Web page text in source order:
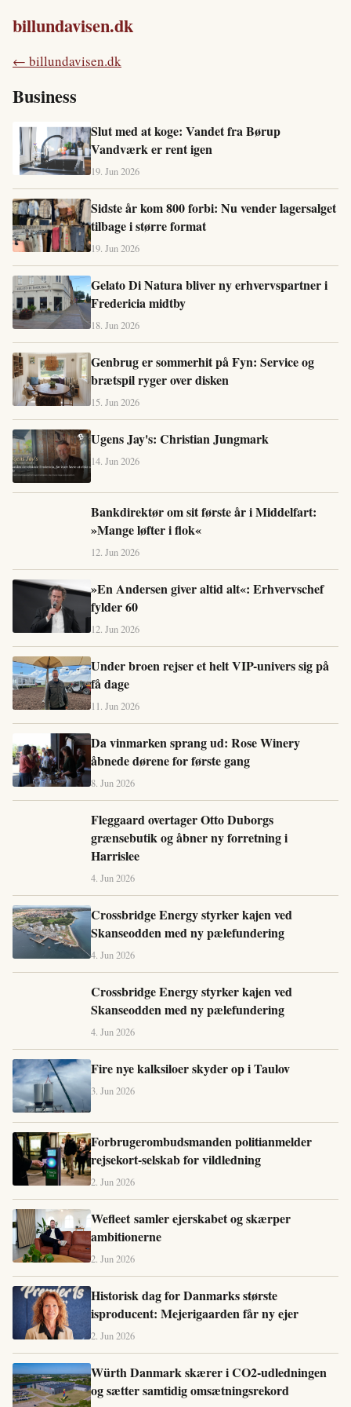
billundavisen.dk
← billundavisen.dk
Business
Slut med at koge: Vandet fra Børup
Vandværk er rent igen
19. Jun 2026
Sidste år kom 800 forbi: Nu vender lagersalget
tilbage i større format
19. Jun 2026
Gelato Di Natura bliver ny erhvervspartner i
Fredericia midtby
18. Jun 2026
Genbrug er sommerhit på Fyn: Service og
brætspil ryger over disken
15. Jun 2026
Ugens Jay's: Christian Jungmark
14. Jun 2026
Bankdirektør om sit første år i Middelfart:
»Mange løfter i flok«
12. Jun 2026
»En Andersen giver altid alt«: Erhvervschef
fylder 60
12. Jun 2026
Under broen rejser et helt VIP-univers sig på
få dage
11. Jun 2026
Da vinmarken sprang ud: Rose Winery
åbnede dørene for første gang
8. Jun 2026
Fleggaard overtager Otto Duborgs
grænsebutik og åbner ny forretning i
Harrislee
4. Jun 2026
Crossbridge Energy styrker kajen ved
Skanseodden med ny pælefundering
4. Jun 2026
Crossbridge Energy styrker kajen ved
Skanseodden med ny pælefundering
4. Jun 2026
Fire nye kalksiloer skyder op i Taulov
3. Jun 2026
Forbrugerombudsmanden politianmelder
rejsekort-selskab for vildledning
2. Jun 2026
Wefleet samler ejerskabet og skærper
ambitionerne
2. Jun 2026
Historisk dag for Danmarks største
isproducent: Mejerigaarden får ny ejer
2. Jun 2026
Würth Danmark skærer i CO2-udledningen
og sætter samtidig omsætningsrekord